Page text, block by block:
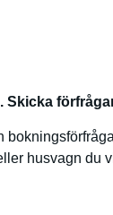
Skicka
husvagn du